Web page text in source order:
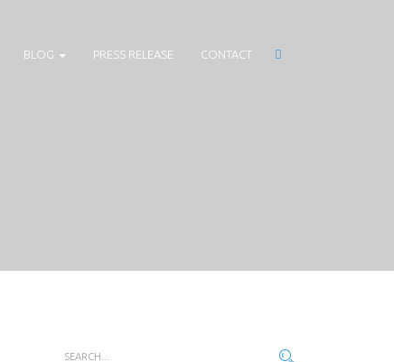
BLOG PRESS RELEASE CONTACT